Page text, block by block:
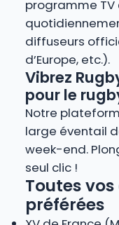
programme TV
diffuseurs
d’Europe, etc.).
Vibrez
pour le
Notre
large éventail
week-end.
seul clic !
Toutes
préférées